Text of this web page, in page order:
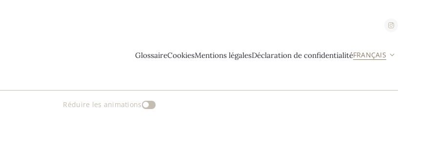
FRANÇAIS
GlossaireCookiesMentions légalesDéclaration de confidentialité
Réduire les animations